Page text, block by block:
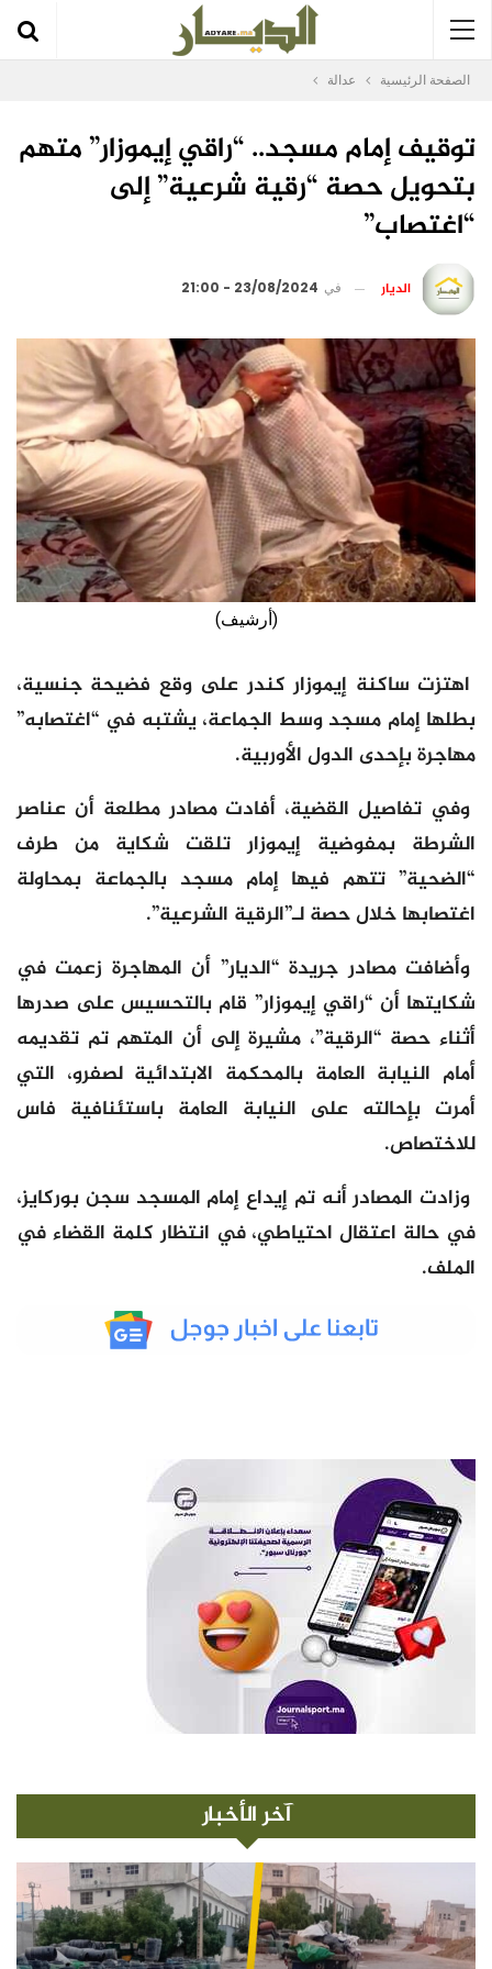
الصفحة الرئيسية عدالة
توقيف إمام مسجد.. “راقي إيموزار” متهم
بتحويل حصة “رقية شرعية” إلى
“اغتصاب”
الديار في 23/08/2024 - 21:00
(أرشيف)
اهتزت ساكنة إيموزار كندر على وقع فضيحة جنسية،
بطلها إمام مسجد وسط الجماعة، يشتبه في “اغتصابه”
مهاجرة بإحدى الدول الأوربية.
وفي تفاصيل القضية، أفادت مصادر مطلعة أن عناصر
الشرطة بمفوضية إيموزار تلقت شكاية من طرف
“الضحية” تتهم فيها إمام مسجد بالجماعة بمحاولة
اغتصابها خلال حصة لـ”الرقية الشرعية”.
وأضافت مصادر جريدة “الديار” أن المهاجرة زعمت في
شكايتها أن “راقي إيموزار” قام بالتحسيس على صدرها
أثناء حصة “الرقية”، مشيرة إلى أن المتهم تم تقديمه
أمام النيابة العامة بالمحكمة الابتدائية لصفرو، التي
أمرت بإحالته على النيابة العامة باستئنافية فاس
للاختصاص.
وزادت المصادر أنه تم إيداع إمام المسجد سجن بوركايز،
في حالة اعتقال احتياطي، في انتظار كلمة القضاء في
الملف.
آخر الأخبار